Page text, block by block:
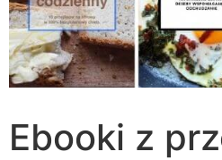
Ebooki z